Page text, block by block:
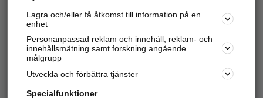
Hitta.se - Gratis nummerupplysning.
Sök företag, personer och platser.
Hitta telefonnummer, adresser, företagsinfo mm.
Marknadsför företaget
Lagra och/eller få åtkomst till information på en
enhet
Personanpassad reklam och innehåll, reklam- och
innehållsmätning samt forskning angående
målgrupp
Utveckla och förbättra tjänster
Specialfunktioner